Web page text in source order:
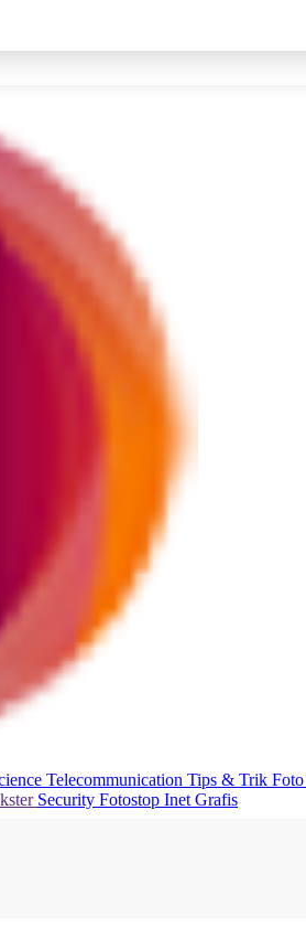
Terakhir yang dicari
Telecommunication Tips & Trik Foto
Security Fotostop Inet Grafis